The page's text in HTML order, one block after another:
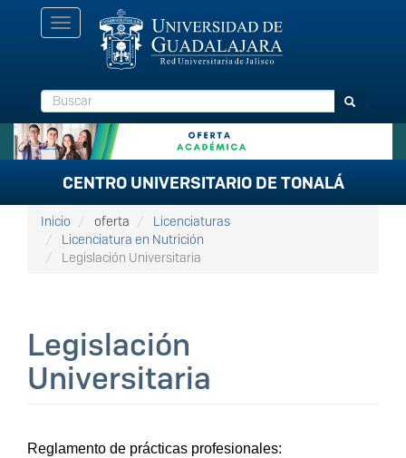
Toggle
navigation
Buscar Buscar
CENTRO UNIVERSITARIO DE TONALÁ
Inicio oferta
Licenciaturas
Licenciatura en Nutrición
Legislación Universitaria
Legislación
Universitaria
Reglamento de prácticas profesionales: